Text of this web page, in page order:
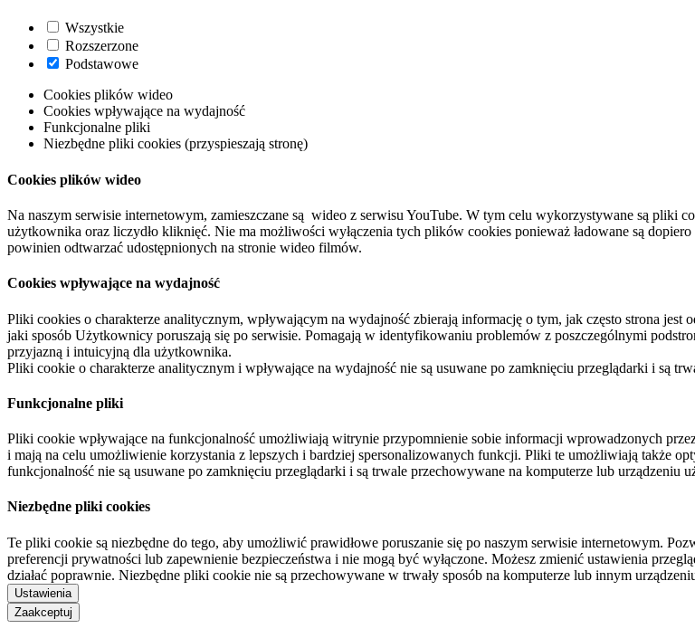
Wszystkie
Rozszerzone
Podstawowe
Cookies plików wideo
Cookies wpływające na wydajność
Funkcjonalne pliki
Niezbędne pliki cookies (przyspieszają stronę)
Cookies plików wideo
Na naszym serwisie internetowym, zamieszczane są wideo z serwisu YouTube. W tym celu wykorzystywane są pliki
użytkownika oraz liczydło kliknięć. Nie ma możliwości wyłączenia tych plików cookies ponieważ ładowane są
powinien odtwarzać udostępnionych na stronie wideo filmów.
Cookies wpływające na wydajność
Pliki cookies o charakterze analitycznym, wpływającym na wydajność zbierają informację o tym, jak często strona
jaki sposób Użytkownicy poruszają się po serwisie. Pomagają w identyfikowaniu problemów z poszczególnymi
przyjazną i intuicyjną dla użytkownika.
Pliki cookie o charakterze analitycznym i wpływające na wydajność nie są usuwane po zamknięciu przeglądarki i są
Funkcjonalne pliki
Pliki cookie wpływające na funkcjonalność umożliwiają witrynie przypomnienie sobie informacji wprowadzonych
i mają na celu umożliwienie korzystania z lepszych i bardziej spersonalizowanych funkcji. Pliki te umożliwiają także
funkcjonalność nie są usuwane po zamknięciu przeglądarki i są trwale przechowywane na komputerze lub urządzeniu
Niezbędne pliki cookies
Te pliki cookie są niezbędne do tego, aby umożliwić prawidłowe poruszanie się po naszym serwisie internetowym.
preferencji prywatności lub zapewnienie bezpieczeństwa i nie mogą być wyłączone. Możesz zmienić ustawienia
działać poprawnie. Niezbędne pliki cookie nie są przechowywane w trwały sposób na komputerze lub innym
Ustawienia
Zaakceptuj